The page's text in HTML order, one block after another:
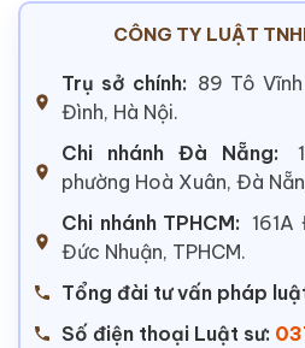
CÔNG TY LUẬT
Trụ sở chính: 89 Tô
Đình, Hà Nội.
Chi nhánh Đà Nẵng:
phường Hoà Xuân, Đà
Chi nhánh TPHCM:
Đức Nhuận, TPHCM.
Tổng đài tư vấn pháp
Số điện thoại Luật sư: